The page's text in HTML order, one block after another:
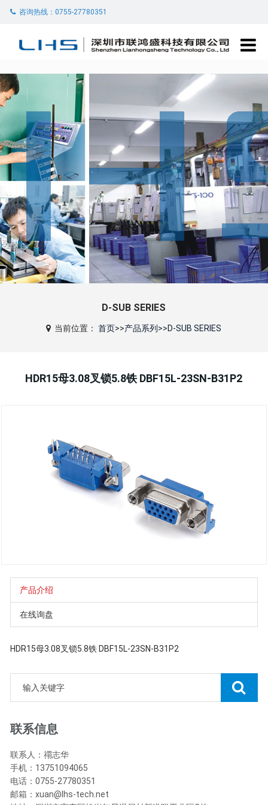
咨询热线：0755-27780351
D-SUB SERIES
当前位置：首页>>产品系列 >>D-SUB SERIES
HDR15母3.08叉锁5.8铁 DBF15L-23SN-B31P2
产品介绍
在线询盘
HDR15母3.08叉锁5.8铁 DBF15L-23SN-B31P2
联系信息
联系人：禤志华
手机：13751094065
电话：0755-27780351
邮箱：xuan@lhs-tech.net